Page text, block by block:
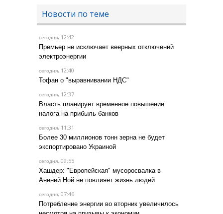
Новости по теме
сегодня, 12:42
Премьер не исключает веерных отключений
электроэнергии
сегодня, 12:40
Тофан о "выравнивании НДС"
сегодня, 12:37
Власть планирует временное повышение
налога на прибыль банков
сегодня, 11:31
Более 30 миллионов тонн зерна не будет
экспортировано Украиной
сегодня, 09:55
Хашдер: "Европейская" мусоросвалка в
Анений Ной не повлияет жизнь людей
сегодня, 07:46
Потребление энергии во вторник увеличилось